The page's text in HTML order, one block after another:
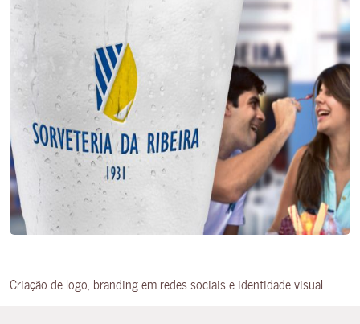
Criação de logo, branding em redes sociais e identidade visual.